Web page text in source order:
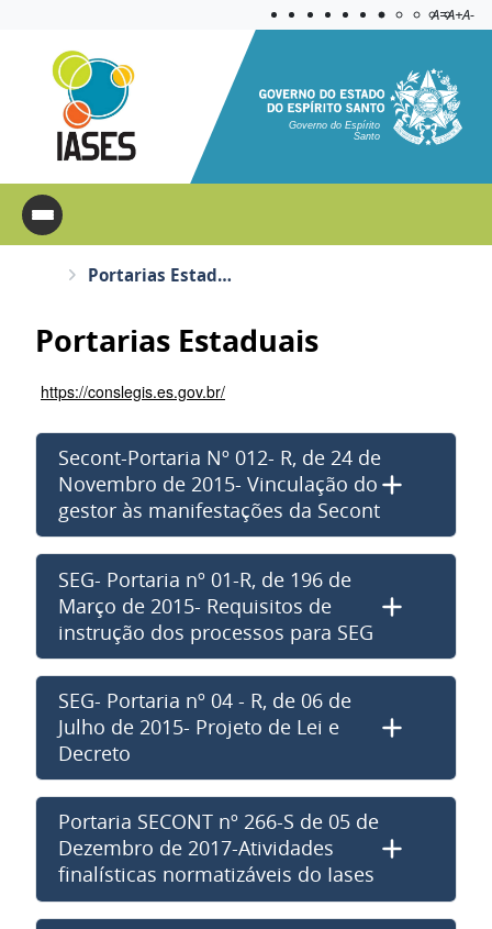
Aplicar
A=A+A-
Governo do Espírito
Santo
Portarias Estaduais
Portarias Estaduais
https://conslegis.es.gov.br/
Secont-Portaria Nº 012- R, de 24 de
Novembro de 2015- Vinculação do
gestor às manifestações da Secont
SEG- Portaria nº 01-R, de 196 de
Março de 2015- Requisitos de
instrução dos processos para SEG
SEG- Portaria nº 04 - R, de 06 de
Julho de 2015- Projeto de Lei e
Decreto
Portaria SECONT nº 266-S de 05 de
Dezembro de 2017-Atividades
finalísticas normatizáveis do Iases